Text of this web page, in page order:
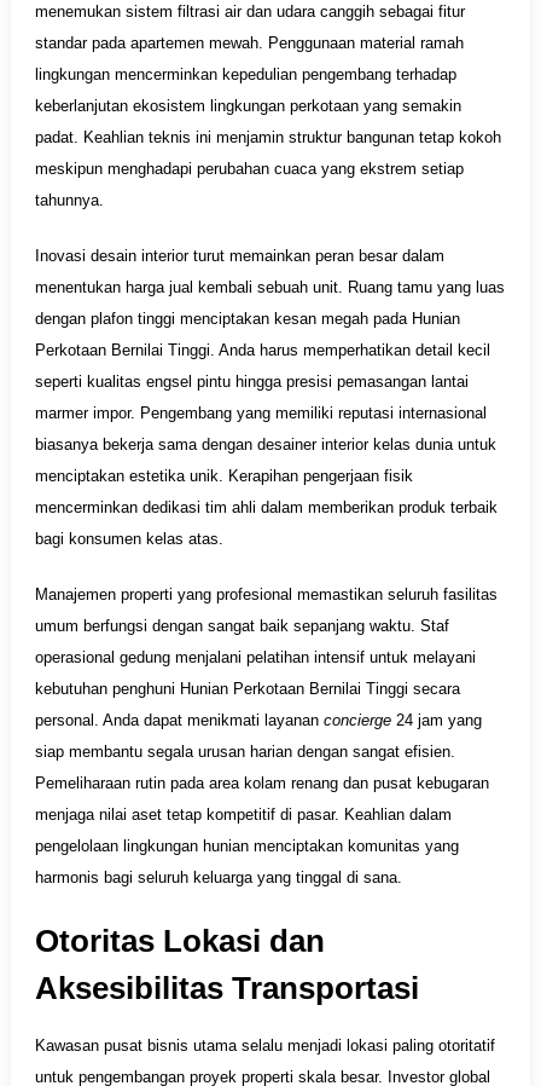
menemukan sistem filtrasi air dan udara canggih sebagai fitur
standar pada apartemen mewah. Penggunaan material ramah
lingkungan mencerminkan kepedulian pengembang terhadap
keberlanjutan ekosistem lingkungan perkotaan yang semakin
padat. Keahlian teknis ini menjamin struktur bangunan tetap kokoh
meskipun menghadapi perubahan cuaca yang ekstrem setiap
tahunnya.
Inovasi desain interior turut memainkan peran besar dalam
menentukan harga jual kembali sebuah unit. Ruang tamu yang luas
dengan plafon tinggi menciptakan kesan megah pada Hunian
Perkotaan Bernilai Tinggi. Anda harus memperhatikan detail kecil
seperti kualitas engsel pintu hingga presisi pemasangan lantai
marmer impor. Pengembang yang memiliki reputasi internasional
biasanya bekerja sama dengan desainer interior kelas dunia untuk
menciptakan estetika unik. Kerapihan pengerjaan fisik
mencerminkan dedikasi tim ahli dalam memberikan produk terbaik
bagi konsumen kelas atas.
Manajemen properti yang profesional memastikan seluruh fasilitas
umum berfungsi dengan sangat baik sepanjang waktu. Staf
operasional gedung menjalani pelatihan intensif untuk melayani
kebutuhan penghuni Hunian Perkotaan Bernilai Tinggi secara
personal. Anda dapat menikmati layanan concierge24 jam yang
siap membantu segala urusan harian dengan sangat efisien.
Pemeliharaan rutin pada area kolam renang dan pusat kebugaran
menjaga nilai aset tetap kompetitif di pasar. Keahlian dalam
pengelolaan lingkungan hunian menciptakan komunitas yang
harmonis bagi seluruh keluarga yang tinggal di sana.
Otoritas Lokasi dan
Aksesibilitas Transportasi
Kawasan pusat bisnis utama selalu menjadi lokasi paling otoritatif
untuk pengembangan proyek properti skala besar. Investor global